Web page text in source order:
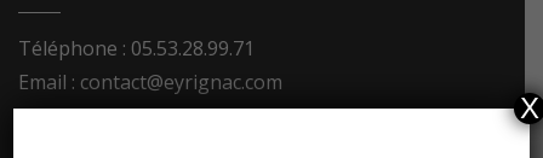
Téléphone : 05.53.28.99.71
Email : contact@eyrignac.com
X